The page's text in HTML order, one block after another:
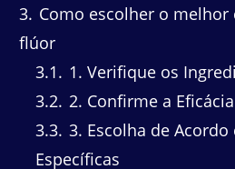
3 Como escolher o
flúor
3.1
1. Verifique os
3.2 2. Confirme a Eficácia
3.3 3. Escolha de
Específicas